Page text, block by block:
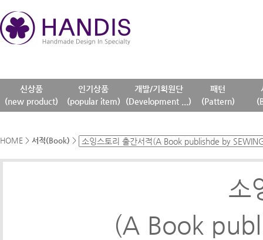
신상품
(new product)
인기상품
(popular item)
개발/기획원단
(Development ...)
패턴
(Pattern)
HOME > 서적(Book) >
소
(A Book